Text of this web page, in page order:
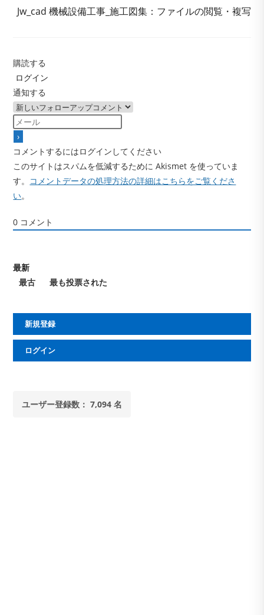
をJw_cad 機械設備工事_施工図集：ファイルの閲覧・複写
購読する
ログイン
通知する
コメントするにはログインしてください
このサイトはスパムを低減するために Akismet を使っていま
す。 コメントデータの処理方法の詳細はこちらをご覧くださ
い。
0 コメント
最新
最古
最も投票された
新規登録
ログイン
ユーザー登録数： 7,094 名